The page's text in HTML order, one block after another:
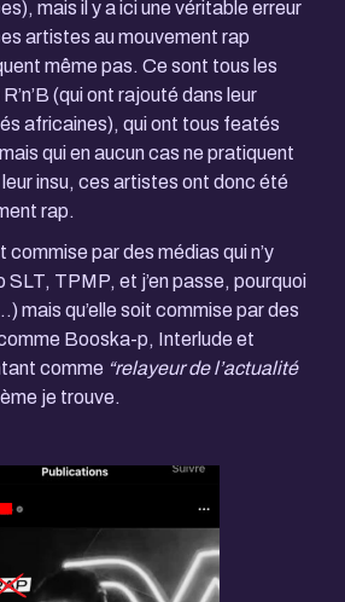
mais il y a ici une véritable erreur
artistes au mouvement rap
même pas. Ce sont tous les
(qui ont rajouté dans leur
africaines), qui ont tous featés
qui en aucun cas ne pratiquent
insu, ces artistes ont donc été
rap.
par des médias qui n’y
SLT, TPMP, et j’en passe, pourquoi
mais qu’elle soit commise par des
Booska-p, Interlude et
comme “relayeur de l’actualité
je trouve.